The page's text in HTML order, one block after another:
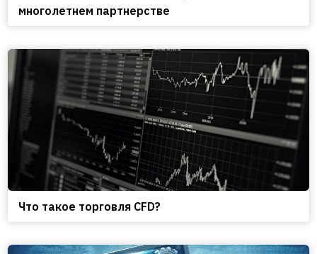
многолетнем партнерстве
Что такое торговля CFD?